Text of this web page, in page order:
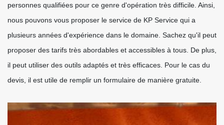
personnes qualifiées pour ce genre d'opération très difficile. Ainsi,
nous pouvons vous proposer le service de KP Service qui a
plusieurs années d'expérience dans le domaine. Sachez qu'il peut
proposer des tarifs très abordables et accessibles à tous. De plus,
il peut utiliser des outils adaptés et très efficaces. Pour le cas du
devis, il est utile de remplir un formulaire de manière gratuite.